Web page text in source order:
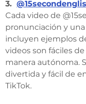
3.
Cada video de
pronunciación y
incluyen ejemplos
videos son fáciles
manera autónoma.
divertida y fácil de
TikTok.